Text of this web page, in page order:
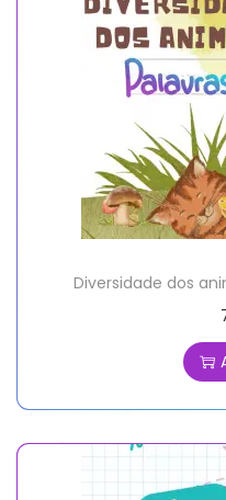
Diversidade dos